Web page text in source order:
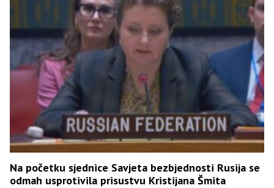
Na početku sjednice Savjeta bezbjednosti Rusija se
odmah usprotivila prisustvu Kristijana Šmita